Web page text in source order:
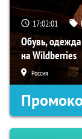
17:02:00
Обувь, одежда
на Wildberries
Россия